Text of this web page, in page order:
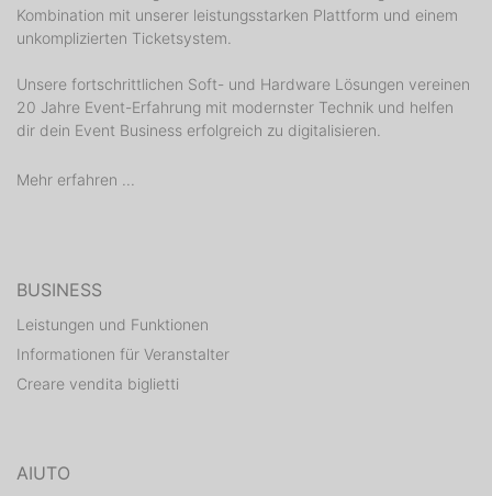
Kombination mit unserer leistungsstarken Plattform und einem
unkomplizierten Ticketsystem.
Unsere fortschrittlichen Soft- und Hardware Lösungen vereinen
20 Jahre Event-Erfahrung mit modernster Technik und helfen
dir dein Event Business erfolgreich zu digitalisieren.
Mehr erfahren ...
BUSINESS
Leistungen und Funktionen
Informationen für Veranstalter
Creare vendita biglietti
AIUTO